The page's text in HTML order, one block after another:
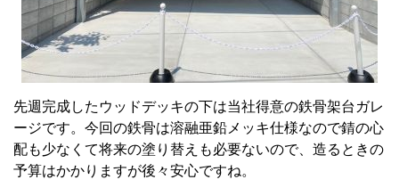
先週完成したウッドデッキの下は当社得意の鉄骨架台ガレ
ージです。今回の鉄骨は溶融亜鉛メッキ仕様なので錆の心
配も少なくて将来の塗り替えも必要ないので、造るときの
予算はかかりますが後々安心ですね。